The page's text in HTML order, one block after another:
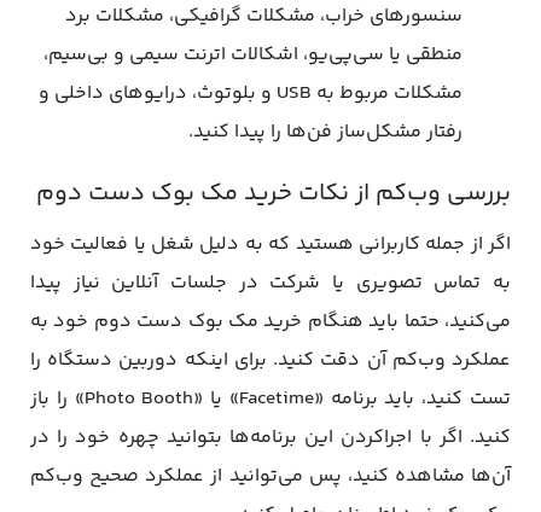
سنسورهای خراب، مشکلات گرافیکی، مشکلات برد
منطقی یا سی‌پی‌یو، اشکالات اترنت سیمی و بی‌سیم،
مشکلات مربوط به USB و بلوتوث، درایوهای داخلی و
رفتار مشکل‌ساز فن‌ها را پیدا کنید.
بررسی وب‌کم از نکات خرید مک بوک دست دوم
اگر از جمله کاربرانی هستید که به دلیل شغل یا فعالیت خود
به تماس تصویری یا شرکت در جلسات آنلاین نیاز پیدا
می‌کنید، حتما باید هنگام خرید مک‌ بوک دست دوم خود به
عملکرد وب‌کم آن دقت کنید. برای اینکه دوربین دستگاه را
تست کنید، باید برنامه «Facetime» یا «Photo Booth» را باز
کنید. اگر با اجراکردن این برنامه‌ها بتوانید چهره خود را در
آن‌ها مشاهده کنید، پس می‌توانید از عملکرد صحیح وب‌کم